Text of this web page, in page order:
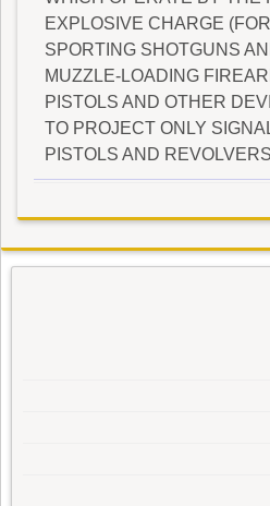
EXPLOSIVE CHARGE
SPORTING SHOTGUNS
MUZZLE-LOADING
PISTOLS AND OTHER
TO PROJECT ONLY
PISTOLS AND